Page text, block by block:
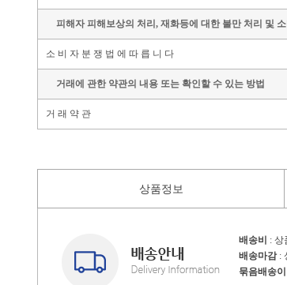
피해자 피해보상의 처리, 재화등에 대한 불만 처리 및
소 비 자 분 쟁 법 에 따 릅 니 다
거래에 관한 약관의 내용 또는 확인할 수 있는 방법
거 래 약 관
상품정보
배송비
: 상
배송마감:
묶음배송